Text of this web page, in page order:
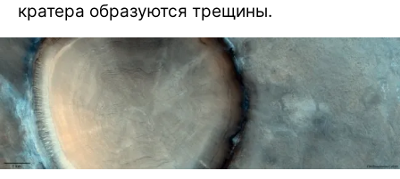
кратера образуются трещины.